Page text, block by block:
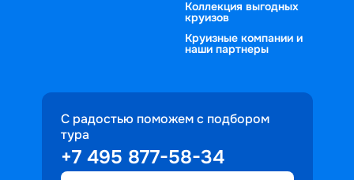
Коллекция выгодных
круизов
Круизные компании и
наши партнеры
С радостью поможем с подбором
тура
+7 495 877-58-34